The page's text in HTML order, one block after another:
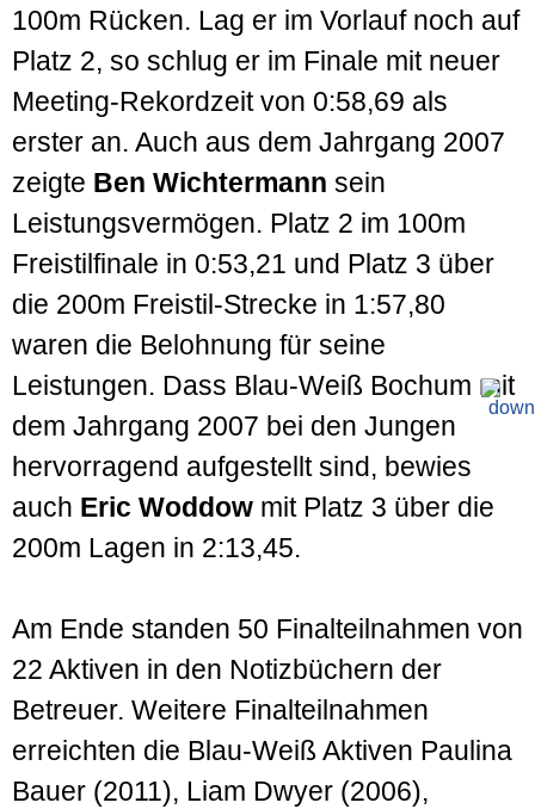
100m Rücken. Lag er im Vorlauf noch auf
Platz 2, so schlug er im Finale mit neuer
Meeting-Rekordzeit von 0:58,69 als
erster an. Auch aus dem Jahrgang 2007
zeigte Ben Wichtermann sein
Leistungsvermögen. Platz 2 im 100m
Freistilfinale in 0:53,21 und Platz 3 über
die 200m Freistil-Strecke in 1:57,80
waren die Belohnung für seine
Leistungen. Dass Blau-Weiß Bochum mit
dem Jahrgang 2007 bei den Jungen
hervorragend aufgestellt sind, bewies
auch Eric Woddow mit Platz 3 über die
200m Lagen in 2:13,45.
Am Ende standen 50 Finalteilnahmen von
22 Aktiven in den Notizbüchern der
Betreuer. Weitere Finalteilnahmen
erreichten die Blau-Weiß Aktiven Paulina
Bauer (2011), Liam Dwyer (2006),